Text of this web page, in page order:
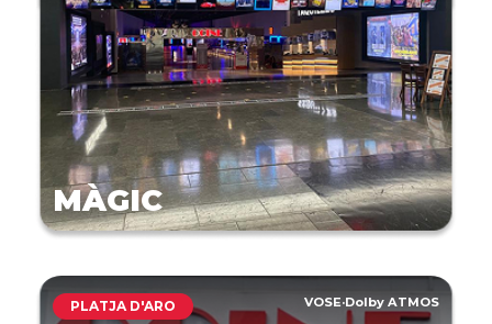
MÀGIC
PLATJA D'ARO VOSE·Dolby ATMOS